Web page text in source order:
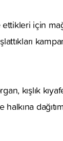
için
kışlık